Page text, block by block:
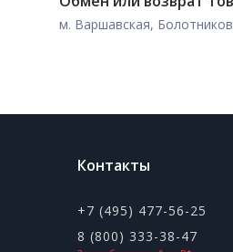
м. Варшавская,
Контакты
+7 (495) 477-56-25
8 (800) 333-38-47